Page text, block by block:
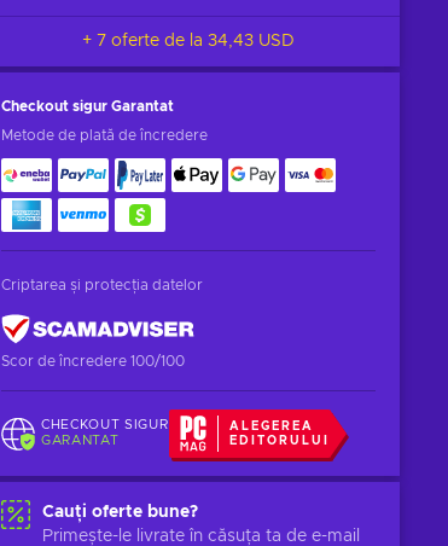
+ 7 oferte de la 34,43 USD
Checkout sigur Garantat
Metode de plată de încredere
Criptarea și protecția datelor
Scor de încredere 100/100
CHECKOUT SIGUR
GARANTAT
ALEGEREA
EDITORULUI
Cauți oferte bune?
Primește-le livrate în căsuța ta de e-mail